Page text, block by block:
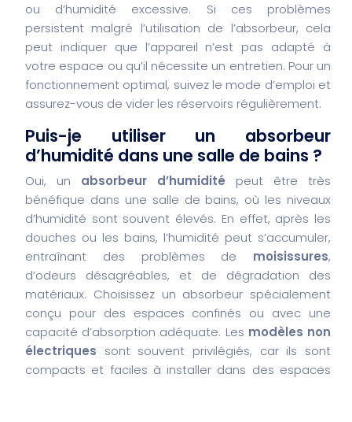
ou d’humidité excessive. Si ces problèmes
persistent malgré l’utilisation de l’absorbeur, cela
peut indiquer que l’appareil n’est pas adapté à
votre espace ou qu’il nécessite un entretien. Pour un
fonctionnement optimal, suivez le mode d’emploi et
assurez-vous de vider les réservoirs régulièrement.
Puis-je utiliser un absorbeur
d’humidité dans une salle de bains ?
Oui, un absorbeur d’humidité peut être très
bénéfique dans une salle de bains, où les niveaux
d’humidité sont souvent élevés. En effet, après les
douches ou les bains, l’humidité peut s’accumuler,
entraînant des problèmes de moisissures,
d’odeurs désagréables, et de dégradation des
matériaux. Choisissez un absorbeur spécialement
conçu pour des espaces confinés ou avec une
capacité d’absorption adéquate. Les modèles non
électriques sont souvent privilégiés, car ils sont
compacts et faciles à installer dans des espaces